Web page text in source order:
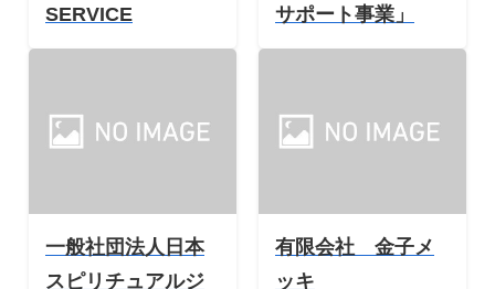
SERVICE
サポート事業」
一般社団法人日本
スピリチュアルジ
有限会社 金子メ
ッキ